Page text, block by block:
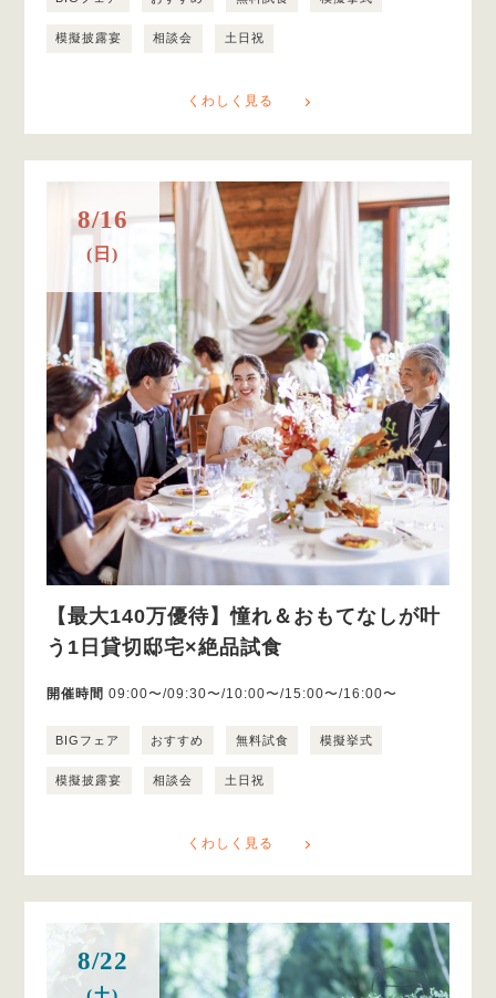
模擬披露宴 相談会 土日祝
くわしく見る
8/16
(日)
【最大140万優待】憧れ＆おもてなしが叶
う1日貸切邸宅×絶品試食
開催時間 09:00〜/09:30〜/10:00〜/15:00〜/16:00〜
BIGフェア おすすめ 無料試食 模擬挙式
模擬披露宴 相談会 土日祝
くわしく見る
8/22